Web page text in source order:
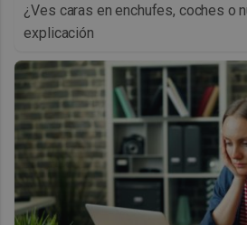
¿Ves caras en enchufes, coches o
explicación